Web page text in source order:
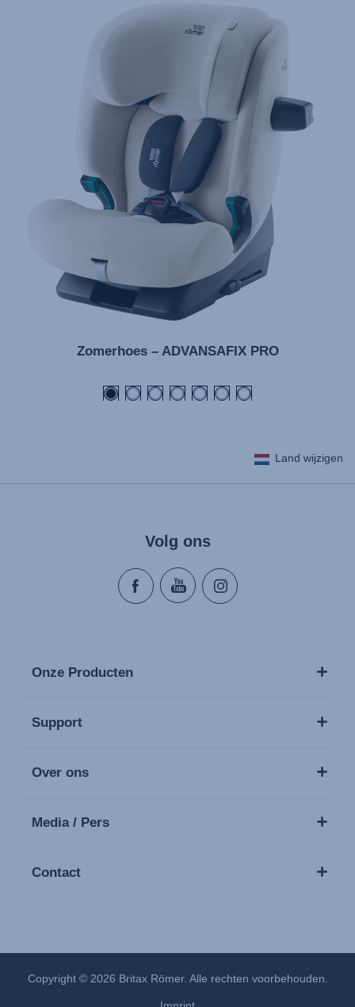
Zomerhoes – ADVANSAFIX PRO
Land wijzigen
Volg ons
Onze Producten
Support
Over ons
Media / Pers
Contact
Copyright © 2026 Britax Römer. Alle rechten voorbehouden.